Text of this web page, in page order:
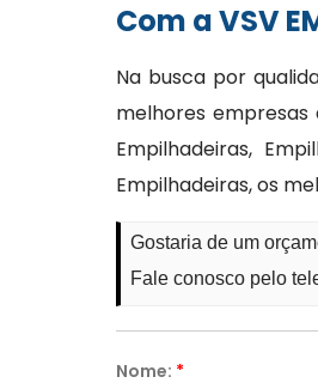
Com a VSV
Na busca por
melhores empresas
Empilhadeiras,
Empilhadeiras, os
Gostaria de um
Fale conosco pelo
Nome: *